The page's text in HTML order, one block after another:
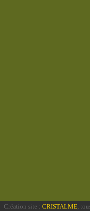
Création site : CRISTALME,